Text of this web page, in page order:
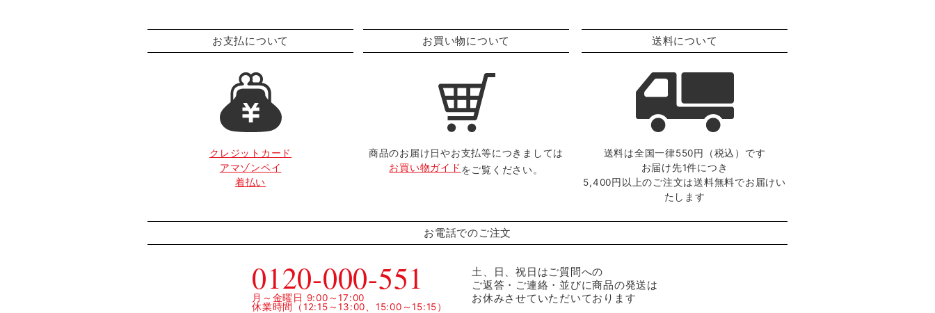
お支払について
クレジットカード
アマゾンペイ
着払い
お買い物について
商品のお届け日やお支払等につきましては
お買い物ガイドをご覧ください。
送料について
送料は全国一律550円（税込）です
お届け先1件につき
5,400円以上のご注文は送料無料でお届けい
たします
お電話でのご注文
0120-000-551
月～金曜日 9:00～17:00
休業時間（12:15～13:00、15:00～15:15）
土、日、祝日はご質問への
ご返答・ご連絡・並びに商品の発送は
お休みさせていただいております